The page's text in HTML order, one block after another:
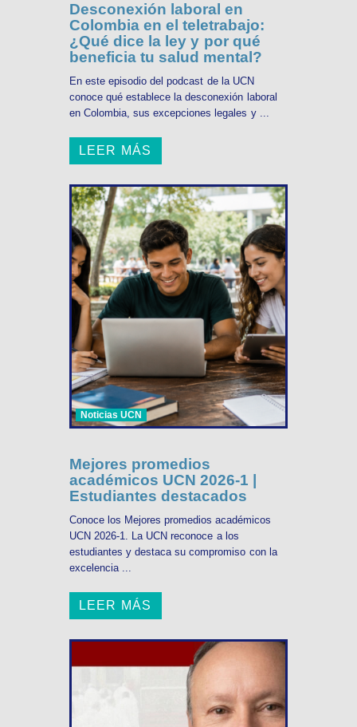
Desconexión laboral en
Colombia en el teletrabajo:
¿Qué dice la ley y por qué
beneficia tu salud mental?
En este episodio del podcast de la UCN
conoce qué establece la desconexión laboral
en Colombia, sus excepciones legales y ...
LEER MÁS
Noticias UCN
Mejores promedios
académicos UCN 2026-1 |
Estudiantes destacados
Conoce los Mejores promedios académicos
UCN 2026-1. La UCN reconoce a los
estudiantes y destaca su compromiso con la
excelencia ...
LEER MÁS